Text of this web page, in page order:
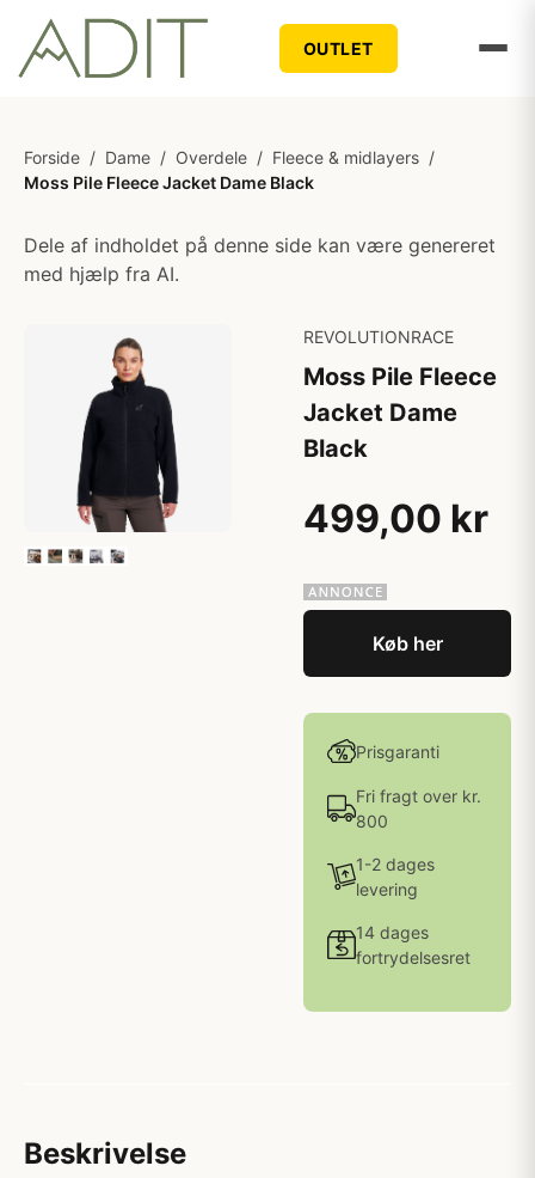
OUTLET
Forside / Dame / Overdele / Fleece & midlayers /
Moss Pile Fleece Jacket Dame Black
Dele af indholdet på denne side kan være genereret
med hjælp fra AI.
REVOLUTIONRACE
Moss Pile Fleece
Jacket Dame
Black
499,00 kr
Køb her
Prisgaranti
Fri fragt over kr.
800
1-2 dages
levering
14 dages
fortrydelsesret
Beskrivelse